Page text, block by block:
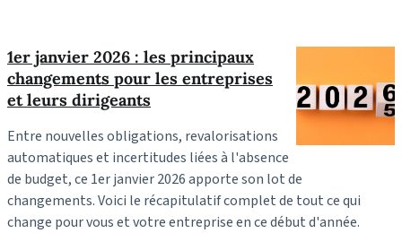
1er janvier 2026 : les principaux
changements pour les entreprises
et leurs dirigeants
Entre nouvelles obligations, revalorisations
automatiques et incertitudes liées à l'absence
de budget, ce 1er janvier 2026 apporte son lot de
changements.Voici le récapitulatif complet de tout ce qui
change pour vous et votre entreprise en ce début d'année.